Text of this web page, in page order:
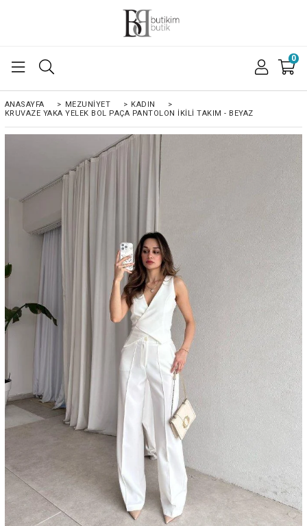
0
ANASAYFA > MEZUNIYET > KADIN
>
KRUVAZE YAKA YELEK BOL PAÇA PANTOLON İKILI TAKIM - BEYAZ